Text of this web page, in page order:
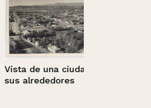
de una ciudad y
alrededores